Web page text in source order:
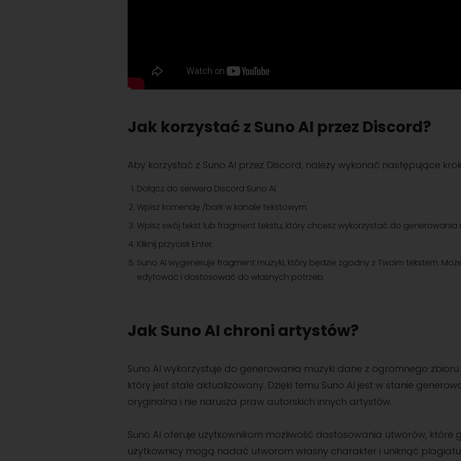
Jak korzystać z Suno AI przez Discord?
Aby korzystać z Suno AI przez Discord, należy wykonać następujące
Dołącz do serwera Discord Suno AI.
Wpisz komendę /bark w kanale tekstowym.
Wpisz swój tekst lub fragment tekstu, który chcesz wykorzystać do generowania
Kliknij przycisk Enter.
Suno AI wygeneruje fragment muzyki, który będzie zgodny z Twoim tekstem.
edytować i dostosować do własnych potrzeb.
Jak Suno AI chroni artystów?
Suno AI wykorzystuje do generowania muzyki dane z ogromnego
który jest stale aktualizowany. Dzięki temu Suno AI jest w stanie
oryginalna i nie narusza praw autorskich innych artystów.
Suno AI oferuje użytkownikom możliwość dostosowania utworów, które
użytkownicy mogą nadać utworom własny charakter i uniknąć